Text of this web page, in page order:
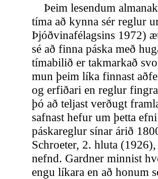
Þeim lesendum
tíma að kynna sér reglur
Þjóðvinafélagsins 1972)
sé að finna páska með
tímabilið er takmarkað
mun þeim líka finnast
og erfiðari en reglur
þó að teljast verðugt
safnast hefur um þetta
páskareglur sínar árið
Schroeter, 2. hluta
nefnd. Gardner minnist
engu líkara en að honum